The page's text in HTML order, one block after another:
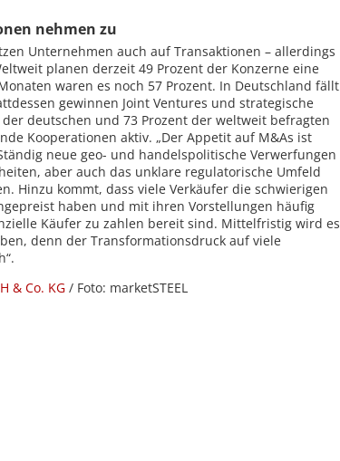
nehmen zu
Unternehmen auch auf Transaktionen – allerdings
planen derzeit 49 Prozent der Konzerne eine
waren es noch 57 Prozent. In Deutschland fällt
gewinnen Joint Ventures und strategische
der deutschen und 73 Prozent der weltweit befragten
Kooperationen aktiv. „Der Appetit auf M&As ist
neue geo- und handelspolitische Verwerfungen
aber auch das unklare regulatorische Umfeld
Hinzu kommt, dass viele Verkäufer die schwierigen
haben und mit ihren Vorstellungen häufig
Käufer zu zahlen bereit sind. Mittelfristig wird es
denn der Transformationsdruck auf viele
& Co. KG / Foto: marketSTEEL